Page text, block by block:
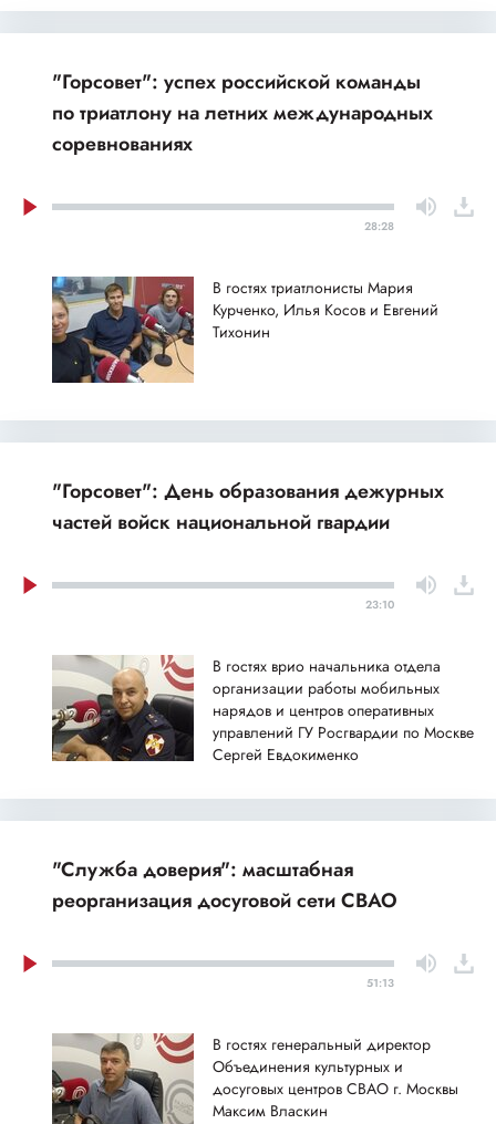
"Горсовет": успех российской команды
по триатлону на летних международных
соревнованиях
28:28
В гостях триатлонисты Мария
Курченко, Илья Косов и Евгений
Тихонин
"Горсовет": День образования дежурных
частей войск национальной гвардии
23:10
В гостях врио начальника отдела
организации работы мобильных
нарядов и центров оперативных
управлений ГУ Росгвардии по Москве
Сергей Евдокименко
"Служба доверия": масштабная
реорганизация досуговой сети СВАО
51:13
В гостях генеральный директор
Объединения культурных и
досуговых центров СВАО г. Москвы
Максим Власкин